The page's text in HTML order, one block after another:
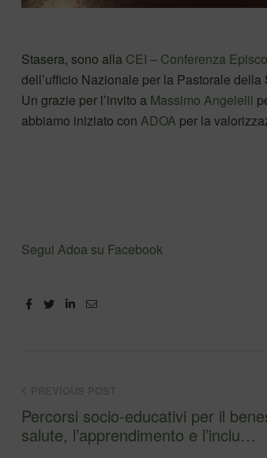
Stasera, sono alla CEI – Conferenza
dell’ufficio Nazionale per la Pastorale della
Un grazie per l’invito a Massimo Angelelli
abbiamo iniziato con ADOA per la
Segui Adoa su Facebook
FacebookTwitterLinkedin
Email
Percorsi socio-educativi per il
salute, l’apprendimento e l’inclu…